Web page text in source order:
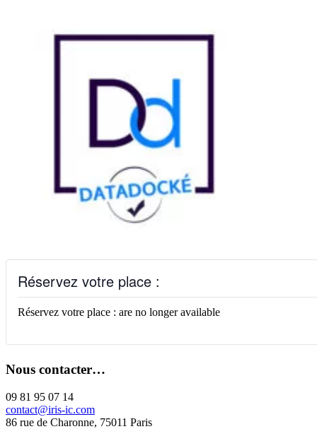
Réservez votre place :
Réservez votre place : are no longer available
Nous contacter…
09 81 95 07 14
contact@iris-ic.com
86 rue de Charonne, 75011 Paris